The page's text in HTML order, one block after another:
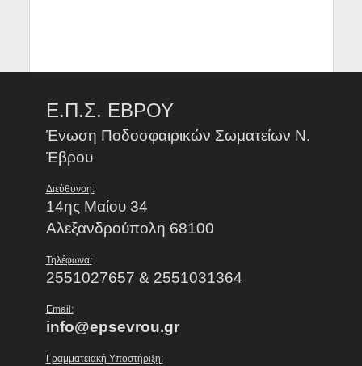
Ε.Π.Σ. ΕΒΡΟΥ
Ένωση Ποδοσφαιρικών Σωματείων Ν.
Έβρου
Διεύθυνση:
14ης Μαίου 34
Αλεξανδρούπολη 68100
Τηλέφωνα:
2551027657 & 2551031364
Email:
info@epsevrou.gr
Γραμματειακή Υποστήριξη: